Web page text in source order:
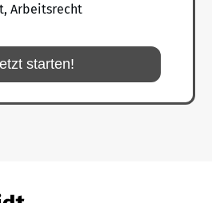
Arbeitsrecht
starten!